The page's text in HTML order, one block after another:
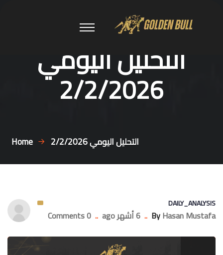
التحليل اليومي
2/2/2026
Home التحليل اليومي 2/2/2026
DAILY_ANALYSIS
ByHasan Mustafa
.. 6 أشهر ago ..
0 Comments